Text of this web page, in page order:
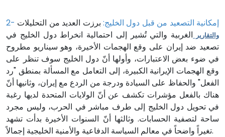
2- إمكانية التصعيد من قبل دول الخليج:برزت العديد من التحليلات
والتقارير الغربية والتي تُشير إلى احتمالية انخراط دول الخليج في
تصعيد ضد إيران على وقع الهجمات الأخيرة، وهو سيناريو مطروح
في ضوء بعض الاعتبارات، وأولها أنّ دول الخليج سوف تنظر على
وقع الهجمات الإيرانية الكبيرة، إلى التعامل مع المسألة بمنطق "رد
الفعل" والحفاظ على السيادة ودرجة من الردع مع إيران، وثانيها أنّ
هناك بالفعل مؤشرات تكشف عن أنّ الولايات المتحدة لديها رغبة
في تحويل دول الخليج إلى طرف مباشر في الحرب، وليس مجرد
ساحة لتصفية الحسابات. وثالثها أنّ السنوات الأخيرة بدأت تشهد
تغيراً واضحاً في معالم السياسة الدفاعية والأمنية الخليجية إجمالاً.